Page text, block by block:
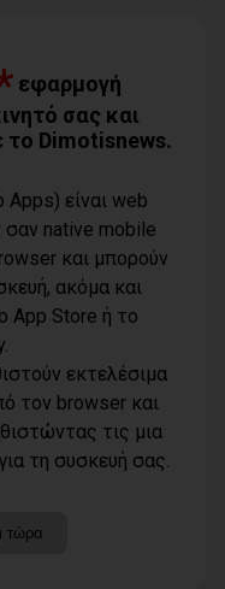
μπάνια για όλα τα
Φυλής (photos)
ίσως η μεγαλύτερη
Δήμο Μαραθώνος
ανεμογεννήτρια σε
της Αττικής - Δεν θα
Τηλέφωνο
εφαρμογή
σας και
το Dimotisnews.
είναι web
σαν native mobile
και μπορούν
ακόμα και
App Store ή το
εκτελέσιμα
τον browser και
τις μια
τη συσκευή σας.
τώρα